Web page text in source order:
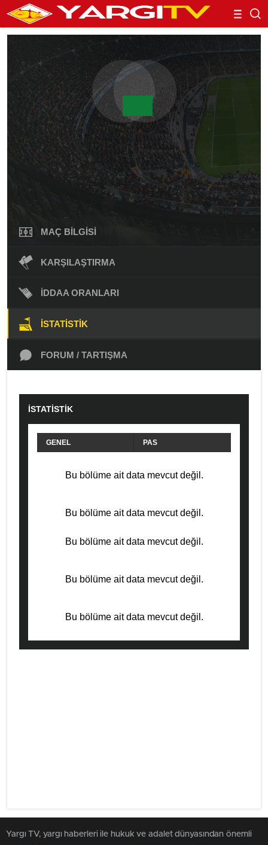
MAÇ BILGISI
KARŞILAŞTIRMA
İDDAA ORANLARI
İSTATISTIK
FORUM / TARTIŞMA
İSTATİSTİK
GENEL PAS
Bu bölüme ait data mevcut değil.
Bu bölüme ait data mevcut değil.
Bu bölüme ait data mevcut değil.
Bu bölüme ait data mevcut değil.
Bu bölüme ait data mevcut değil.
Yargı TV, yargı haberleri ile hukuk ve adalet dünyasından önemli